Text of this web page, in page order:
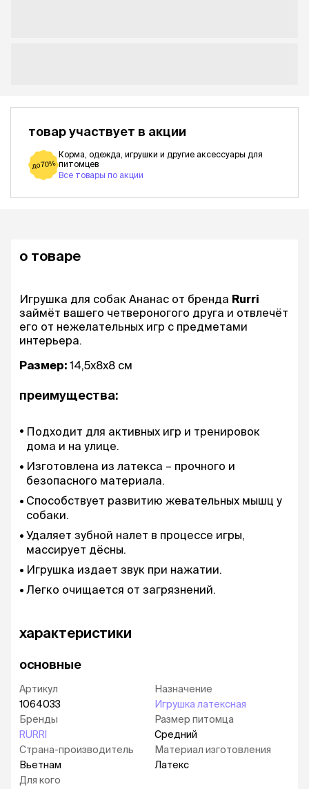
товар участвует в акции
до 70%
Корма, одежда, игрушки и другие аксессуары для
питомцев
Все товары по акции
о товаре
Игрушка для собак Ананас от бренда Rurri
займёт вашего четвероногого друга и отвлечёт
его от нежелательных игр с предметами
интерьера.
Размер: 14,5х8х8 см
преимущества:
Подходит для активных игр и тренировок
дома и на улице.
Изготовлена из латекса – прочного и
безопасного материала.
Способствует развитию жевательных мышц у
собаки.
Удаляет зубной налет в процессе игры,
массирует дёсны.
Игрушка издает звук при нажатии.
Легко очищается от загрязнений.
характеристики
основные
Артикул
1064033
Бренды
RURRI
Страна-производитель
Вьетнам
Для кого
Назначение
Игрушка латексная
Размер питомца
Средний
Материал изготовления
Латекс